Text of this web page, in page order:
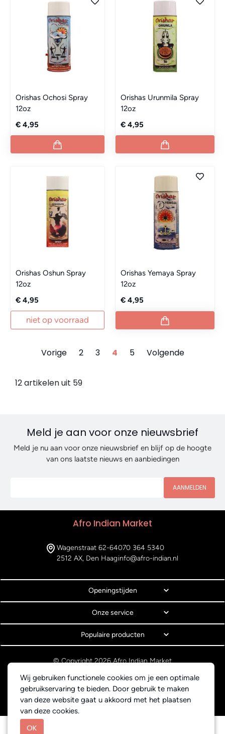
Wij gebruiken functionele cookies om je een optimale
gebruikservaring te bieden. Door gebruik te maken
van deze website gaat u akkoord met het plaatsen
van deze cookies.
OK
Orishas Ochosi Spray
12oz
€ 4,95
Orishas Urunmila Spray
12oz
€ 4,95
Orishas Oshun Spray
12oz
€ 4,95
niet op voorraad
Orishas Yemaya Spray
12oz
€ 4,95
Vorige 2 3 4 5 Volgende
12 artikelen uit 59
Meld je aan voor onze nieuwsbrief
Meld je nu aan voor onze nieuwsbrief en blijf op de hoogte
van ons laatste nieuws en aanbiedingen
AANMELDEN
Afro Indian Market
Wagenstraat 62-64
2512 AX, Den Haag
070 364 5340
info@afro-indian.nl
Openingstijden
Onze service
Populaire producten
© Copyright 2026 Afro Indian Market
Privacyverklaring
Webdesign BEWISE Solutions